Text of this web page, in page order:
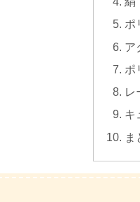
ポ
ア
ポ
レ
キ
ま